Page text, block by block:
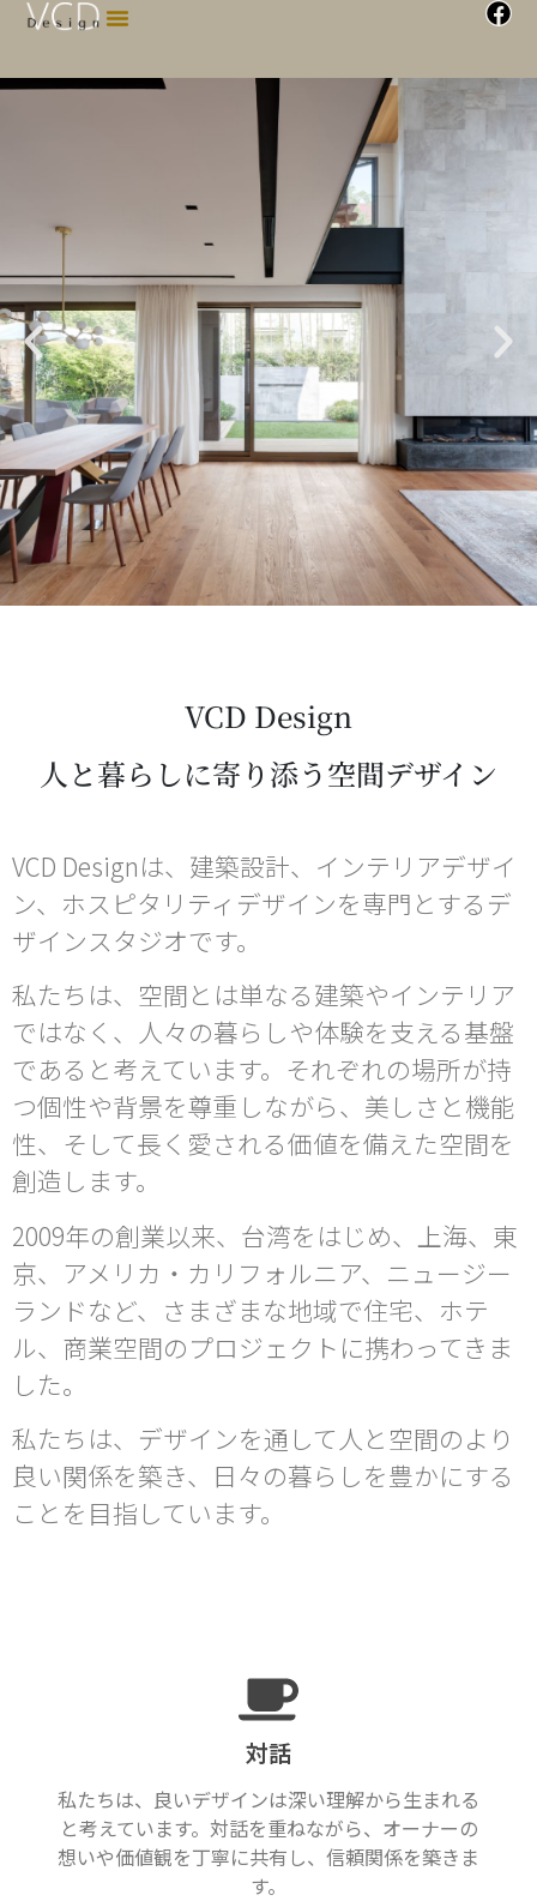
VCD Design
人と暮らしに寄り添う空間デザイン
VCD Designは、建築設計、インテリアデザイ
ン、ホスピタリティデザインを専門とするデ
ザインスタジオです。
私たちは、空間とは単なる建築やインテリア
ではなく、人々の暮らしや体験を支える基盤
であると考えています。それぞれの場所が持
つ個性や背景を尊重しながら、美しさと機能
性、そして長く愛される価値を備えた空間を
創造します。
2009年の創業以来、台湾をはじめ、上海、東
京、アメリカ・カリフォルニア、ニュージー
ランドなど、さまざまな地域で住宅、ホテ
ル、商業空間のプロジェクトに携わってきま
した。
私たちは、デザインを通して人と空間のより
良い関係を築き、日々の暮らしを豊かにする
ことを目指しています。
対話
私たちは、良いデザインは深い理解から生まれる
と考えています。対話を重ねながら、オーナーの
想いや価値観を丁寧に共有し、信頼関係を築きま
す。